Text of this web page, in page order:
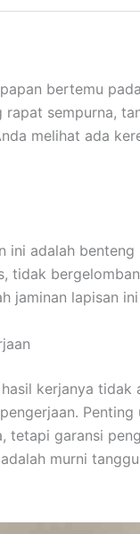
bertemu
rapat sempurna,
melihat ada
adalah
tidak
jaminan lapisan
kerjanya
tetapi garansi
murni